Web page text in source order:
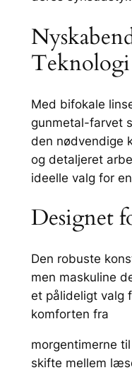
Teknologi
Med bifokale
gunmetal-farvet
den nødvendige
og detaljeret
ideelle valg for
Designet
Den robuste
men maskuline
et pålideligt valg
komforten fra
morgentimerne
skifte mellem